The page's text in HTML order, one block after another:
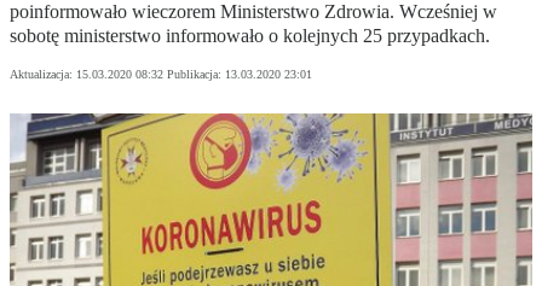
poinformowało wieczorem Ministerstwo Zdrowia. Wcześniej w
sobotę ministerstwo informowało o kolejnych 25 przypadkach.
Aktualizacja: 15.03.2020 08:32 Publikacja: 13.03.2020 23:01